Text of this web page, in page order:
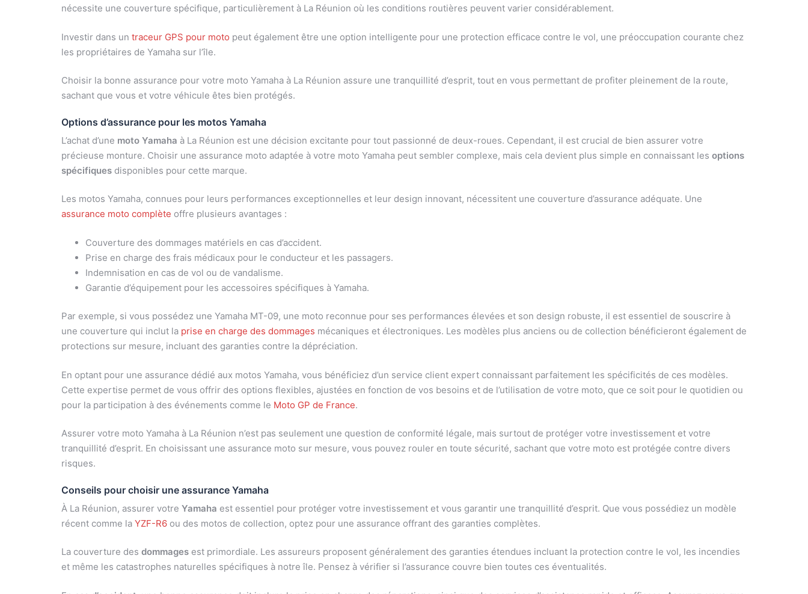
nécessite une couverture spécifique, particulièrement à La Réunion où les conditions routières peuvent varier considérablement.
Investir dans un traceur GPS pour moto peut également être une option intelligente pour une protection efficace contre le vol, une préoccupation courante chez
les propriétaires de Yamaha sur l’île.
Choisir la bonne assurance pour votre moto Yamaha à La Réunion assure une tranquillité d’esprit, tout en vous permettant de profiter pleinement de la route,
sachant que vous et votre véhicule êtes bien protégés.
Options d’assurance pour les motos Yamaha
L’achat d’une moto Yamaha à La Réunion est une décision excitante pour tout passionné de deux-roues. Cependant, il est crucial de bien assurer votre
précieuse monture. Choisir une assurance moto adaptée à votre moto Yamaha peut sembler complexe, mais cela devient plus simple en connaissant les options
spécifiques disponibles pour cette marque.
Les motos Yamaha, connues pour leurs performances exceptionnelles et leur design innovant, nécessitent une couverture d’assurance adéquate. Une
assurance moto complète offre plusieurs avantages :
Couverture des dommages matériels en cas d’accident.
Prise en charge des frais médicaux pour le conducteur et les passagers.
Indemnisation en cas de vol ou de vandalisme.
Garantie d’équipement pour les accessoires spécifiques à Yamaha.
Par exemple, si vous possédez une Yamaha MT-09, une moto reconnue pour ses performances élevées et son design robuste, il est essentiel de souscrire à
une couverture qui inclut la prise en charge des dommages mécaniques et électroniques. Les modèles plus anciens ou de collection bénéficieront également de
protections sur mesure, incluant des garanties contre la dépréciation.
En optant pour une assurance dédié aux motos Yamaha, vous bénéficiez d’un service client expert connaissant parfaitement les spécificités de ces modèles.
Cette expertise permet de vous offrir des options flexibles, ajustées en fonction de vos besoins et de l’utilisation de votre moto, que ce soit pour le quotidien ou
pour la participation à des événements comme le Moto GP de France.
Assurer votre moto Yamaha à La Réunion n’est pas seulement une question de conformité légale, mais surtout de protéger votre investissement et votre
tranquillité d’esprit. En choisissant une assurance moto sur mesure, vous pouvez rouler en toute sécurité, sachant que votre moto est protégée contre divers
risques.
Conseils pour choisir une assurance Yamaha
À La Réunion, assurer votre Yamaha est essentiel pour protéger votre investissement et vous garantir une tranquillité d’esprit. Que vous possédiez un modèle
récent comme la YZF-R6 ou des motos de collection, optez pour une assurance offrant des garanties complètes.
La couverture des dommages est primordiale. Les assureurs proposent généralement des garanties étendues incluant la protection contre le vol, les incendies
et même les catastrophes naturelles spécifiques à notre île. Pensez à vérifier si l’assurance couvre bien toutes ces éventualités.